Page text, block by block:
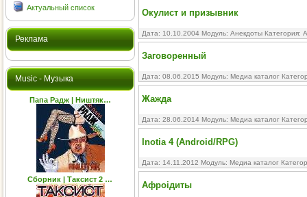
Актуальный список
Реклама
Music - Музыка
Папа Радж | Ништяк…
Сборник | Таксист 2 …
Окулист и призывник
Дата: 10.10.2004 Модуль: Анекдоты Категория:
Заговоренный
Дата: 08.06.2015 Модуль: Медиа каталог
Жажда
Дата: 28.06.2014 Модуль: Медиа каталог
Inotia 4 (Android/RPG)
Дата: 14.11.2012 Модуль: Медиа каталог
Афроiдиты